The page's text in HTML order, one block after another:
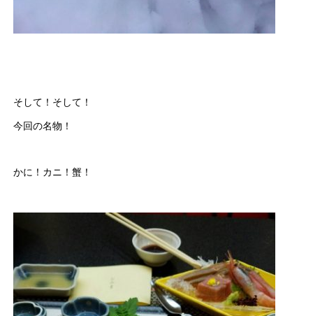
そして！そして！
今回の名物！
かに！カニ！蟹！